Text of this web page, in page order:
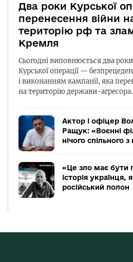
Два роки Курської
перенесення війни
територію рф та
Кремля
Сьогодні виповнюється два
Курської операції —
і виконанням кампанії, яка
на територію держави-
Актор і офіцер
Ращук: «Воєнні
нічого спільного
«Це зло має бути
історія
російський полон